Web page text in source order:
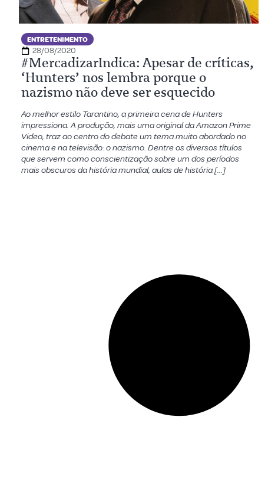
ENTRETENIMENTO
28/08/2020
#MercadizarIndica: Apesar de críticas,
‘Hunters’ nos lembra porque o
nazismo não deve ser esquecido
Ao melhor estilo Tarantino, a primeira cena de Hunters
impressiona. A produção, mais uma original da Amazon Prime
Video, traz ao centro do debate um tema muito abordado no
cinema e na televisão: o nazismo. Dentre os diversos títulos
que servem como conscientização sobre um dos períodos
mais obscuros da história mundial, aulas de história […]